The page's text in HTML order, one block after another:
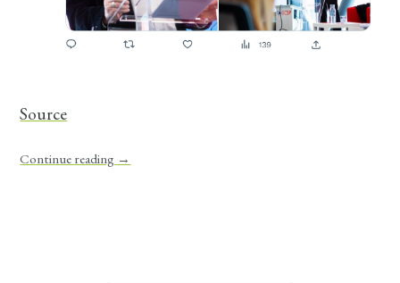
Source
Continue reading →